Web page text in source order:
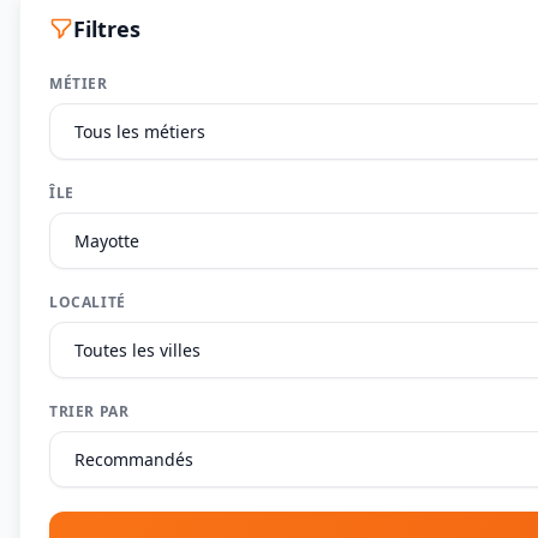
Filtres
MÉTIER
ÎLE
LOCALITÉ
TRIER PAR